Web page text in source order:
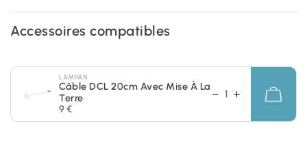
Accessoires compatibles
LAMPAN
Câble DCL 20cm Avec Mise À La
Terre
9 €